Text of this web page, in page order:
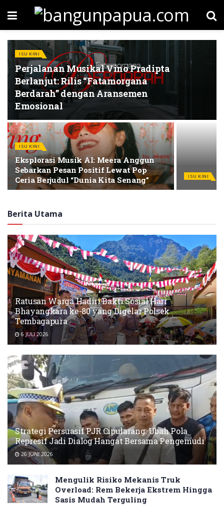
ISU KINI
Perjalanan Musikal Vino Pradipta
Berlanjut: Rilis “Fatamorgana
Berdarah” dengan Aransemen
Emosional
ISU KINI
Eksplorasi Musik AI: Meera Anggun
Sebarkan Pesan Positif Lewat Pop
Ceria Berjudul “Dunia Kita Senang”
ISU KINI
Berita Utama
Ratusan Warga Hadiri Bakti Sosial Hari
Bhayangkara ke-80 yang Digelar Polsek
Tembagapura
6 JULI 2026
Strategi Persuasif PJR Cipularang: Ubah Pola
Represif Jadi Dialog Hangat Bersama Pengemudi
26 JUNI 2026
Mengulik Risiko Mekanis Truk
Overload: Rem Bekerja Ekstrem Hingga
Sasis Mudah Terguling